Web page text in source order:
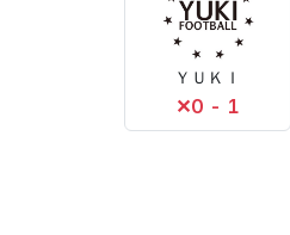
ＹＵＫＩ
✕0 - 1